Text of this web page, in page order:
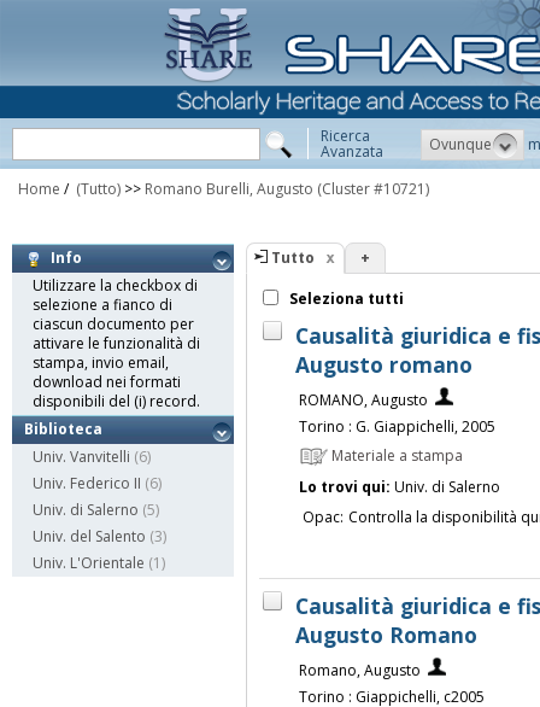
Ricerca
Avanzata Ovunque
Home / (Tutto) >> Romano Burelli, Augusto (Cluster #10721)
Info
Utilizzare la checkbox di
selezione a fianco di
ciascun documento per
attivare le funzionalità di
stampa, invio email,
download nei formati
disponibili del (i) record.
Biblioteca
Univ. Vanvitelli (6)
Univ. Federico II (6)
Univ. di Salerno (5)
Univ. del Salento (3)
Univ. L'Orientale (1)
Tutto +
Seleziona tutti
Causalità giuridica e
Augusto romano
ROMANO, Augusto
Torino : G. Giappichelli, 2005
Materiale a stampa
Lo trovi qui: Univ. di Salerno
Opac: Controlla la disponibilità
Causalità giuridica e
Augusto Romano
Romano, Augusto
Torino : Giappichelli, c2005